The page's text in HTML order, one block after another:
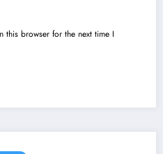
this browser for the next time I